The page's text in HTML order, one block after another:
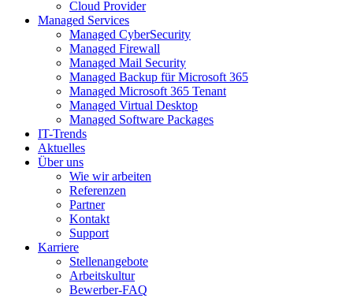
Cloud Provider
Managed Services
Managed CyberSecurity
Managed Firewall
Managed Mail Security
Managed Backup für Microsoft 365
Managed Microsoft 365 Tenant
Managed Virtual Desktop
Managed Software Packages
IT-Trends
Aktuelles
Über uns
Wie wir arbeiten
Referenzen
Partner
Kontakt
Support
Karriere
Stellenangebote
Arbeitskultur
Bewerber-FAQ